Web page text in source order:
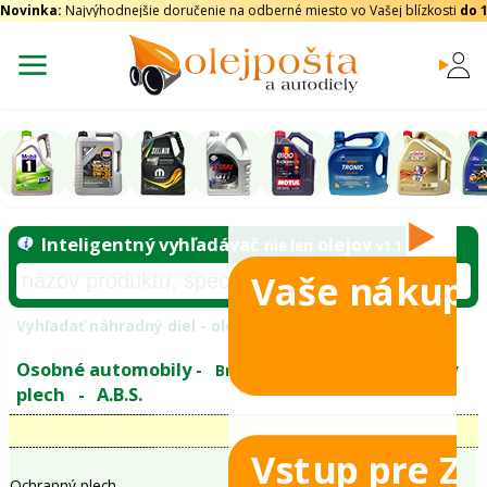
Novinka: Najvýhodnejšie doručenie na odberné miesto vo Vašej blízkosti do
Inteligentný vyhľadávač
Vyhľadať náhradný diel - olejový filter -
Vaše nákupy
Vstup pre